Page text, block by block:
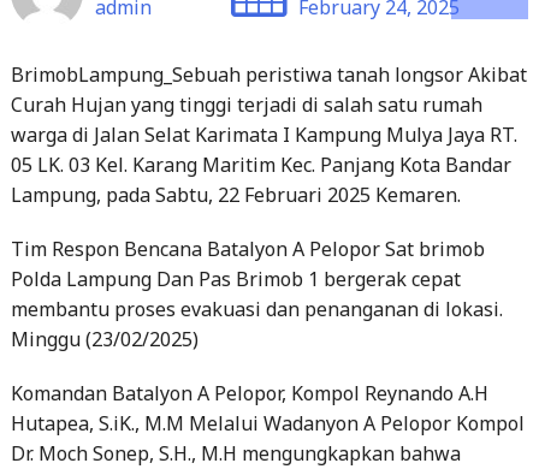
admin
February 24, 2025
BrimobLampung_Sebuah peristiwa tanah longsor Akibat
Curah Hujan yang tinggi terjadi di salah satu rumah
warga di Jalan Selat Karimata I Kampung Mulya Jaya RT.
05 LK. 03 Kel. Karang Maritim Kec. Panjang Kota Bandar
Lampung, pada Sabtu, 22 Februari 2025 Kemaren.
Tim Respon Bencana Batalyon A Pelopor Sat brimob
Polda Lampung Dan Pas Brimob 1 bergerak cepat
membantu proses evakuasi dan penanganan di lokasi.
Minggu (23/02/2025)
Komandan Batalyon A Pelopor, Kompol Reynando A.H
Hutapea, S.iK., M.M Melalui Wadanyon A Pelopor Kompol
Dr. Moch Sonep, S.H., M.H mengungkapkan bahwa